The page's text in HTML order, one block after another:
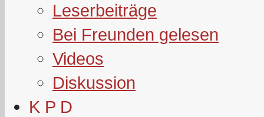
Leserbeiträge
Bei Freunden gelesen
Videos
Diskussion
K P D